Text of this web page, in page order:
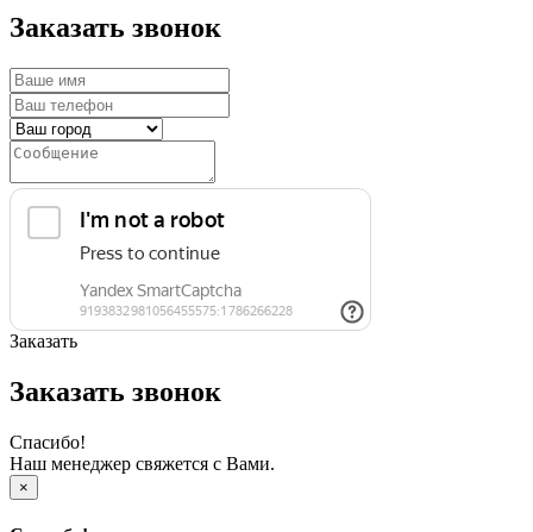
Заказать звонок
Заказать
Заказать звонок
Спасибо!
Наш менеджер свяжется с Вами.
×